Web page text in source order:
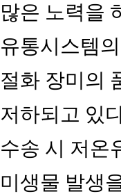
많은 노력을
유통시스템
절화 장미의
저하되고 있
수송 시 저온
미생물 발생